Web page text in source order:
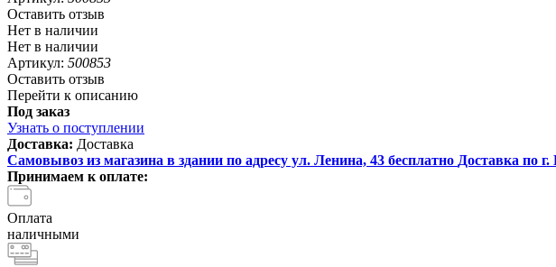
Оставить отзыв
Нет в наличии
Нет в наличии
Артикул: 500853
Оставить отзыв
Перейти к описанию
Под заказ
Узнать о поступлении
Доставка: Доставка
Самовывоз из магазина в здании по адресу ул. Ленина, 43 бесплатно Доставка по г.
Принимаем к оплате:
Оплата
наличными